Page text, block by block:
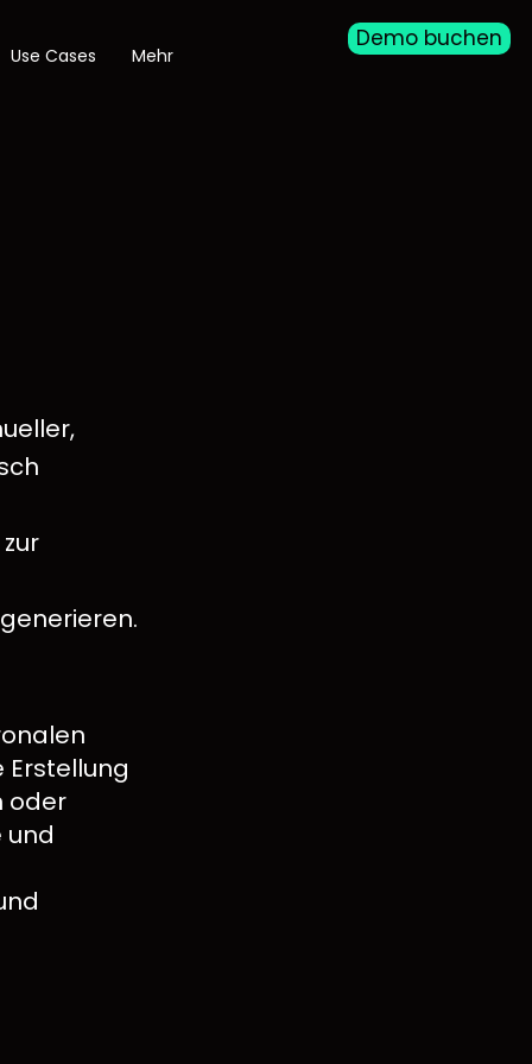
Use Cases Mehr
Demo buchen
oder
und